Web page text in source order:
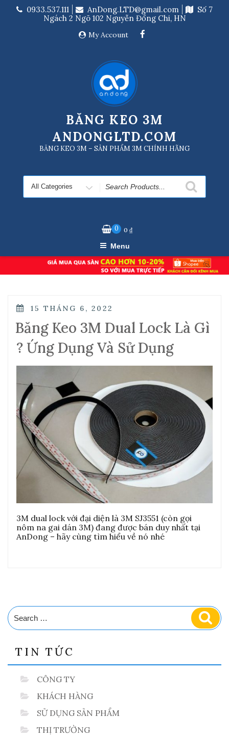
0933.537.111 AnDong.LTD@gmail.com
Số 7
Ngách 2 Ngõ 102 Nguyễn Đổng Chi, HN
My Account
BĂNG KEO 3M
ANDONGLTD.COM
BĂNG KEO 3M – SẢN PHẨM 3M CHÍNH HÃNG
Search
for
0 0₫
Menu
POSTED
15 THÁNG 6, 2022
Băng Keo 3M Dual Lock Là Gì
? Ứng Dụng Và Sử Dụng
3M dual lock với đại diện là 3M SJ3551 (còn gọi
nôm na gai dán 3M) đang được bán duy nhất tại
AnDong – hãy cùng tìm hiểu về nó nhé
Search
for:
TIN TỨC
CÔNG TY
KHÁCH HÀNG
SỬ DỤNG SẢN PHẨM
THỊ TRƯỜNG